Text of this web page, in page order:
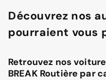
Découvrez nos
pourraient vous
Retrouvez nos
BREAK Routière par